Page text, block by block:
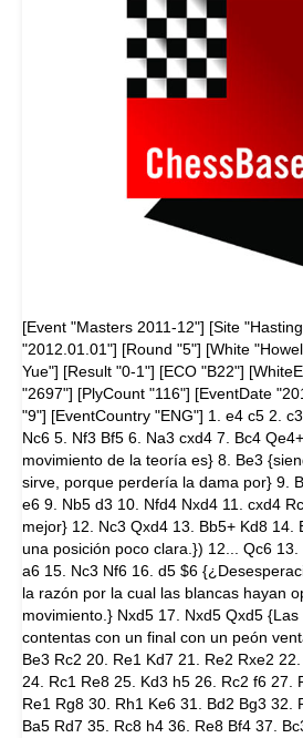
[Event "Masters 2011-12"] [Site
"2012.01.01"] [Round "5"] [White
Yue"] [Result "0-1"] [ECO "B22"]
"2697"] [PlyCount "116"] [EventDate
"9"] [EventCountry "ENG"] 1. e4 c5 2.
Nc6 5. Nf3 Bf5 6. Na3 cxd4 7. Bc4
movimiento de la teoría es} 8. Be3
sirve, porque perdería la dama por} 9.
e6 9. Nb5 d3 10. Nfd4 Nxd4 11. cxd4
mejor} 12. Nc3 Qxd4 13. Bb5+ Kd8 14.
una posición poco clara.}) 12... Qc6
a6 15. Nc3 Nf6 16. d5 $6
la razón por la cual las blancas hayan
movimiento.} Nxd5 17. Nxd5 Qxd5
contentas con un final con un peón
Be3 Rc2 20. Re1 Kd7 21. Re2 Rxe2
24. Rc1 Re8 25. Kd3 h5 26. Rc2 f6 27.
Re1 Rg8 30. Rh1 Ke6 31. Bd2 Bg3 32.
Ba5 Rd7 35. Rc8 h4 36. Re8 Bf4 37.